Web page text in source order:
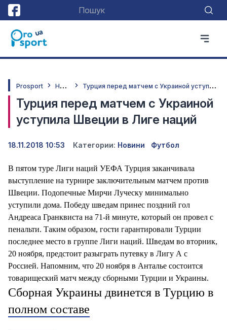
Prosport Н
овини Т
урция перед матчем с Украиной уступила Швеции в Лиге наций
Турция перед матчем с Украиной
уступила Швеции в Лиге наций
18.11.2018 10:53 Категории: Новини Футбол
В пятом туре Лиги наций УЕФА Турция заканчивала
выступление на турнире заключительным матчем против
Швеции. Подопечные Мирчи Луческу минимально
уступили дома. Победу шведам принес поздний гол
Андреаса Гранквиста на 71-й минуте, который он провел с
пенальти. Таким образом, гости гарантировали Турции
последнее место в группе Лиги наций. Шведам во вторник,
20 ноября, предстоит разыграть путевку в Лигу А с
Россией. Напомним, что 20 ноября в Анталье состоится
товарищеский матч между сборными Турции и Украины.
Сборная Украины двинется в Турцию в
полном составе